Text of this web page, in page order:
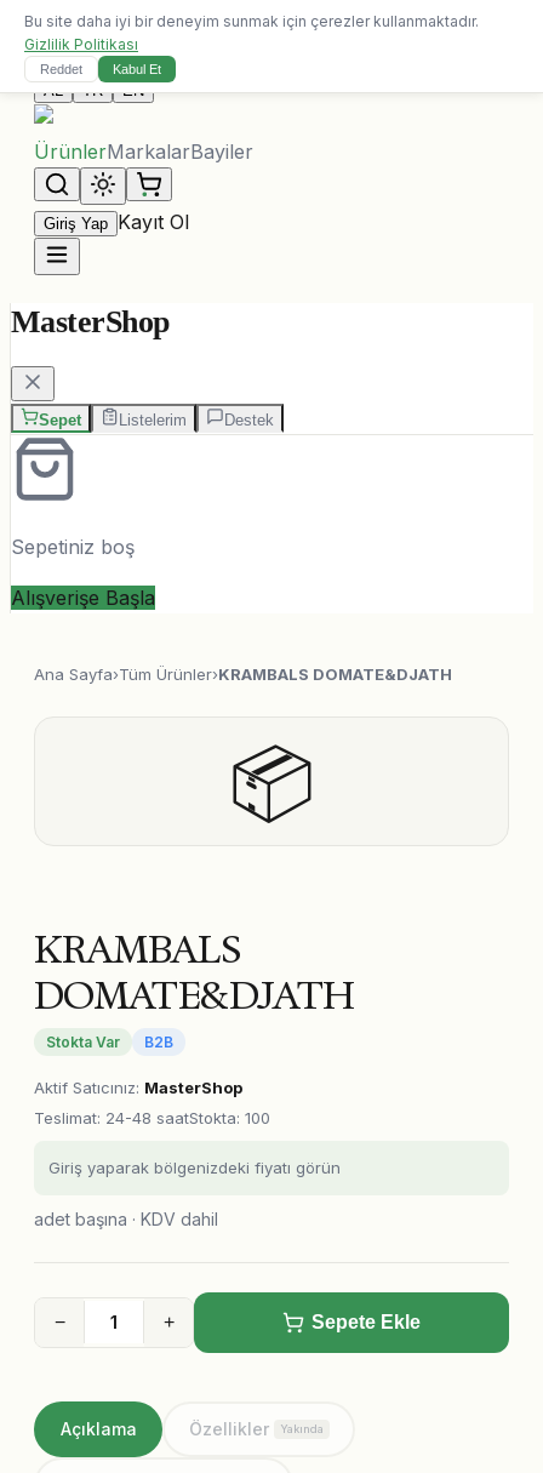
10.000 ALL üzeri siparişlerde ücretsiz kargo
Bize Ulaşın
AL TR EN
ÜrünlerMarkalarBayiler
Giriş Yap Kayıt Ol
MasterShop
Sepet Listelerim Destek
Sepetiniz boş
Alışverişe Başla
Ana Sayfa›Tüm Ürünler›KRAMBALS DOMATE&DJATH
📦
KRAMBALS
DOMATE&DJATH
Stokta Var B2B
Aktif Satıcınız: MasterShop
Teslimat: 24-48 saatStokta: 100
Giriş yaparak bölgenizdeki fiyatı görün
adet başına · KDV dahil
− + Sepete Ekle
Açıklama Özellikler Yakında
Bu site daha iyi bir deneyim sunmak için çerezler kullanmaktadır.
Gizlilik Politikası
Reddet Kabul Et